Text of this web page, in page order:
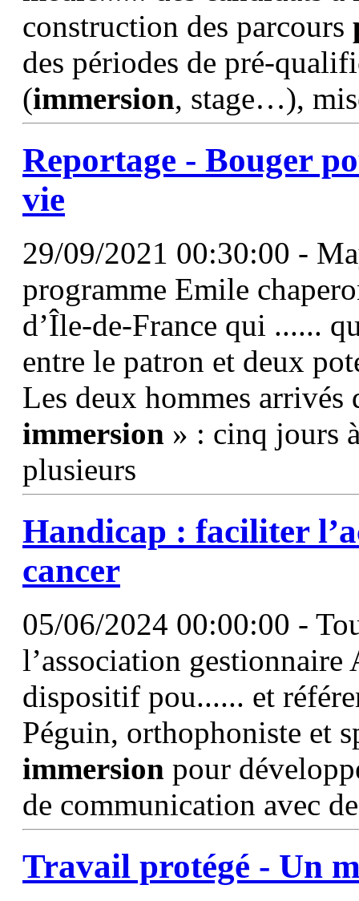
construction des parcours
des périodes de pré-
(immersion, stage…),
Reportage - Bouger
vie
29/09/2021 00:30:00 -
programme Emile
d’Île-de-France qui ......
entre le patron et deux
Les deux hommes
immersion » : cinq jours
plusieurs
Handicap : faciliter
cancer
05/06/2024 00:00:00 -
l’association gestionnaire
dispositif pou...... et
Péguin, orthophoniste et
immersion pour
de communication avec
Travail protégé - Un